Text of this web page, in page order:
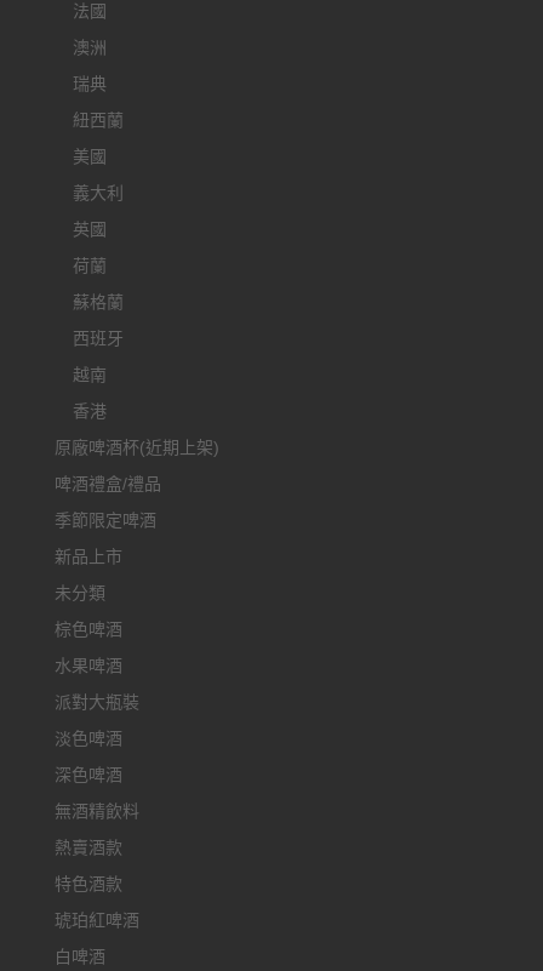
法國
澳洲
瑞典
紐西蘭
美國
義大利
英國
荷蘭
蘇格蘭
西班牙
越南
香港
原廠啤酒杯(近期上架)
啤酒禮盒/禮品
季節限定啤酒
新品上市
未分類
棕色啤酒
水果啤酒
派對大瓶裝
淡色啤酒
深色啤酒
無酒精飲料
熱賣酒款
特色酒款
琥珀紅啤酒
白啤酒